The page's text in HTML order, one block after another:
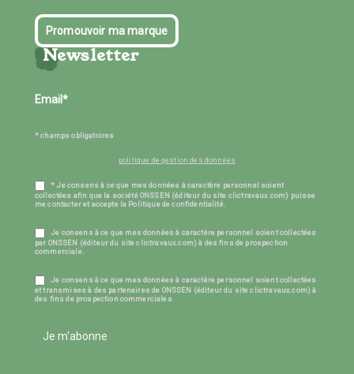
Promouvoir ma marque
Newsletter
* champs obligatoires
politique de gestion des données
* Je consens à ce que mes données à caractère personnel soient
collectées afin que la société ONSSEN (éditeur du site clictravaux.com) puisse
me contacter et accepte la Politique de confidentialité.
Je consens à ce que mes données à caractère personnel soient collectées
par ONSSEN (éditeur du site clictravaux.com) à des fins de prospection
commerciale.
Je consens à ce que mes données à caractère personnel soient collectées
et transmises à des partenaires de ONSSEN (éditeur du site clictravaux.com) à
des fins de prospection commerciales.
Je m'abonne